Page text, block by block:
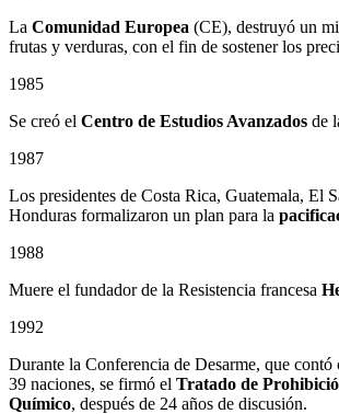
La Comunidad Europea (CE), destruyó un
frutas y verduras, con el fin de sostener los
1985
Se creó el Centro de Estudios Avanzados de
1987
Los presidentes de Costa Rica, Guatemala, El
Honduras formalizaron un plan para la
1988
Muere el fundador de la Resistencia francesa
1992
Durante la Conferencia de Desarme, que contó
39 naciones, se firmó el Tratado de
Químico, después de 24 años de discusión.